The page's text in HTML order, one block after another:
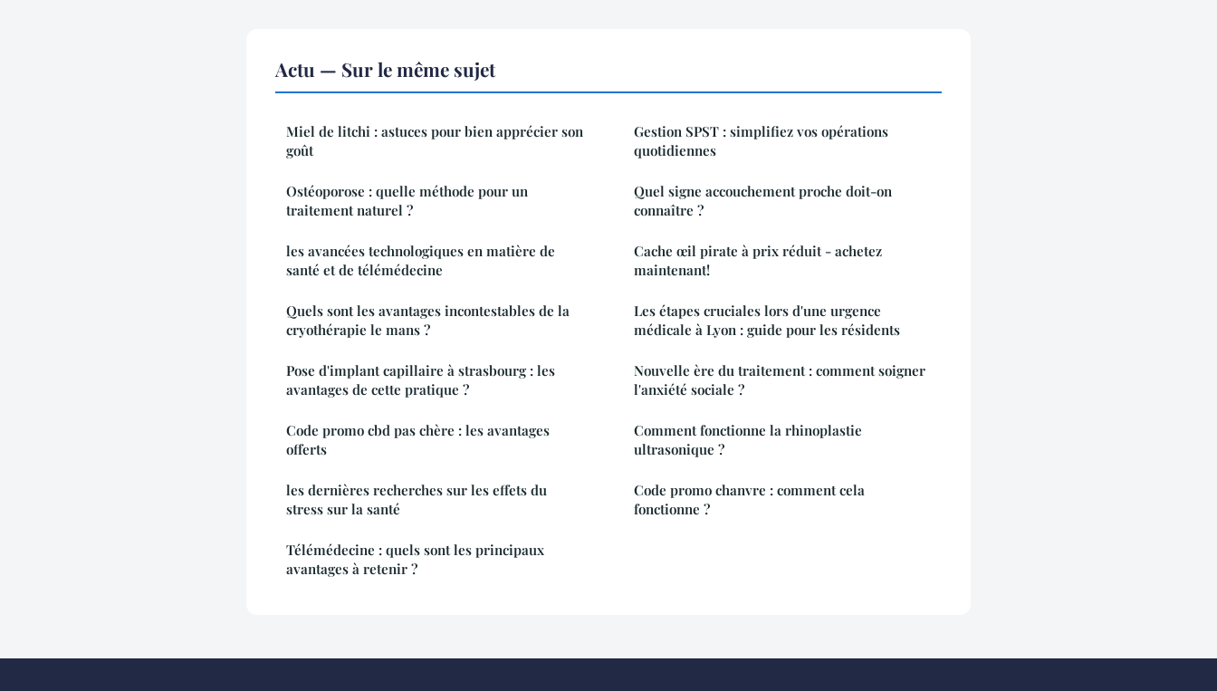
Actu — Sur le même sujet
Miel de litchi : astuces pour bien apprécier son
goût
Ostéoporose : quelle méthode pour un
traitement naturel ?
les avancées technologiques en matière de
santé et de télémédecine
Quels sont les avantages incontestables de la
cryothérapie le mans ?
Pose d'implant capillaire à strasbourg : les
avantages de cette pratique ?
Code promo cbd pas chère : les avantages
offerts
les dernières recherches sur les effets du
stress sur la santé
Télémédecine : quels sont les principaux
avantages à retenir ?
Gestion SPST : simplifiez vos opérations
quotidiennes
Quel signe accouchement proche doit-on
connaître ?
Cache œil pirate à prix réduit - achetez
maintenant!
Les étapes cruciales lors d'une urgence
médicale à Lyon : guide pour les résidents
Nouvelle ère du traitement : comment soigner
l'anxiété sociale ?
Comment fonctionne la rhinoplastie
ultrasonique ?
Code promo chanvre : comment cela
fonctionne ?